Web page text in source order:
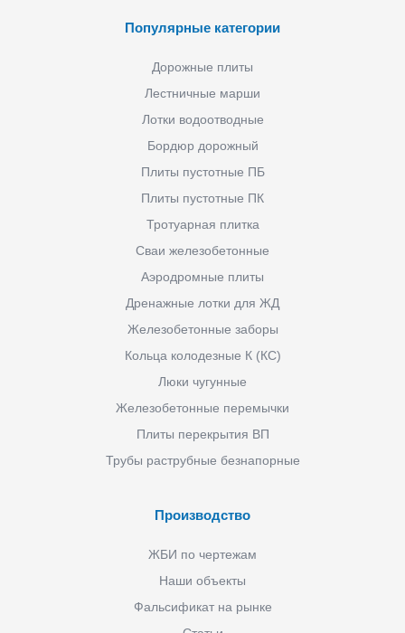
Популярные категории
Дорожные плиты
Лестничные марши
Лотки водоотводные
Бордюр дорожный
Плиты пустотные ПБ
Плиты пустотные ПК
Тротуарная плитка
Сваи железобетонные
Аэродромные плиты
Дренажные лотки для ЖД
Железобетонные заборы
Кольца колодезные К (КС)
Люки чугунные
Железобетонные перемычки
Плиты перекрытия ВП
Трубы раструбные безнапорные
Производство
ЖБИ по чертежам
Наши объекты
Фальсификат на рынке